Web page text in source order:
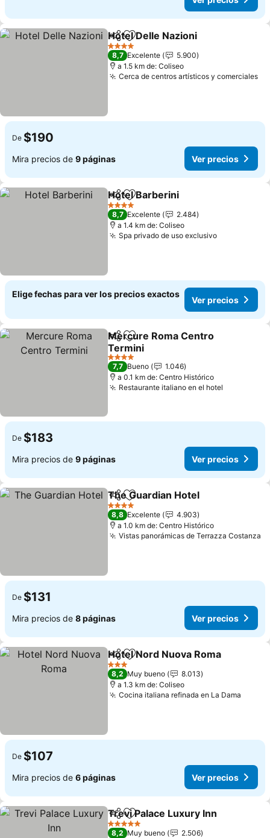
CompartirAgregar a favoritos
Hotel Delle Nazioni
4 Estrellas
8,7 Excelente
5.900
a 1.5 km de: Coliseo
Cerca de centros artísticos y comerciales
De $190
Mira precios de 9 páginas Ver precios
CompartirAgregar a favoritos
Hotel Barberini
4 Estrellas
8,7 Excelente
2.484
a 1.4 km de: Coliseo
Spa privado de uso exclusivo
Elige fechas para ver los precios exactos
Ver precios
CompartirAgregar a favoritos
Mercure Roma Centro
Termini
4 Estrellas
7,7 Bueno
1.046
a 0.1 km de: Centro Histórico
Restaurante italiano en el hotel
De $183
Mira precios de 9 páginas Ver precios
Compartir
Agregar a favoritos
The Guardian Hotel
4 Estrellas
8,8 Excelente
4.903
a 1.0 km de: Centro Histórico
Vistas panorámicas de Terrazza Costanza
De $131
Mira precios de 8 páginas Ver precios
CompartirAgregar a favoritos
Hotel Nord Nuova Roma
3 Estrellas
8,2 Muy bueno
8.013
a 1.3 km de: Coliseo
Cocina italiana refinada en La Dama
De $107
Mira precios de 6 páginas Ver precios
Compartir
Agregar a favoritos
Trevi Palace Luxury Inn
5 Estrellas
8,2 Muy bueno
2.506